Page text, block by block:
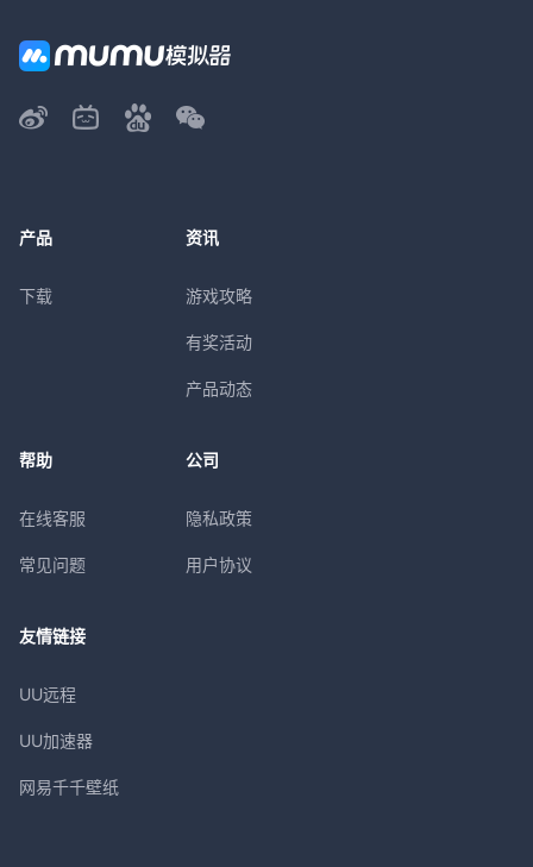
产品
下载
资讯
游戏攻略
有奖活动
产品动态
帮助
在线客服
常见问题
公司
隐私政策
用户协议
友情链接
UU远程
UU加速器
网易千千壁纸